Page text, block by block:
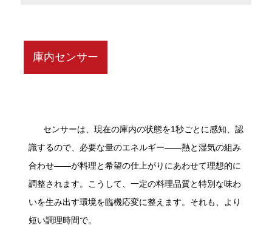
庫内センサー
センサーは、現在の庫内の状態を1秒ごとに感知、認
識するので、必要な量のエネルギー――熱と湿気の組み
合わせ――が料理と希望の仕上がりにあわせて理想的に
調整されます。こうして、一定の料理品質と特別な味わ
いを生み出す環境を臨機応変に整えます。それも、より
短い調理時間で。